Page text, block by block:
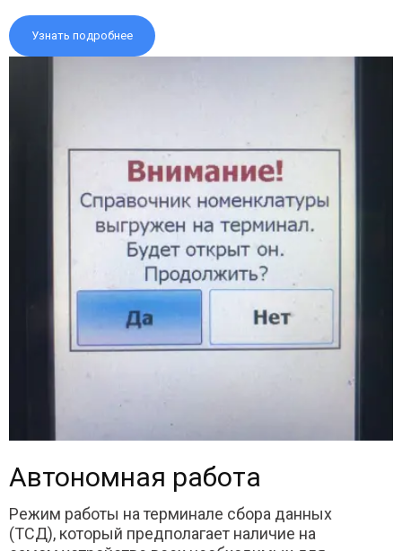
Узнать подробнее
Автономная работа
Режим работы на терминале сбора данных
(ТСД), который предполагает наличие на